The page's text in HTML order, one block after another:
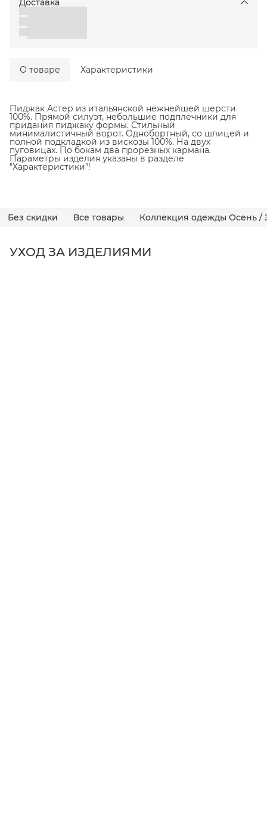
Доставка
О товаре Характеристики
Пиджак Астер из итальянской нежнейшей шерсти
100%. Прямой силуэт, небольшие подплечники для
придания пиджаку формы. Стильный
минималистичный ворот. Однобортный, со шлицей и
полной подкладкой из вискозы 100%. На двух
пуговицах. По бокам два прорезных кармана.
Параметры изделия указаны в разделе
"Характеристики"!
Без скидки Все товары Коллекция одежды Осень /
УХОД ЗА ИЗДЕЛИЯМИ